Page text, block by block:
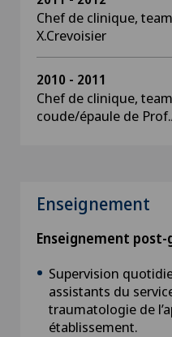
Chef de clinique,
X.Crevoisier
2010 - 2011
Chef de clinique,
coude/épaule de
Enseignement
Enseignement post-
Supervision
assistants du
traumatologie de
établissement.